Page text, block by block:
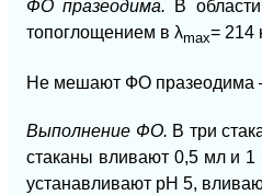
ФО празеодима. В
топоглощением в λmах= 214
Не мешают ФО празеодима
Выполнение ФО. В три
стаканы вливают 0,5 мл и
устанавливают рН 5,